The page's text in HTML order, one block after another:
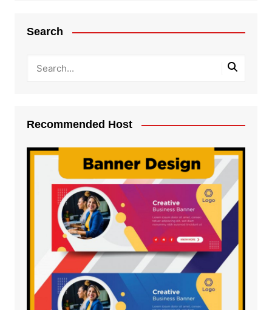
Search
Recommended Host